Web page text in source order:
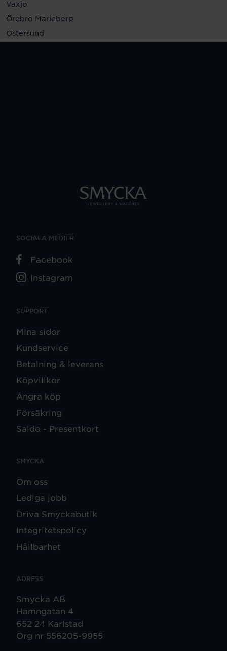
Växjö
Örebro Marieberg
Östersund
SUPPORT
Mina sidor
Kundservice
Betalning & leverans
Köpvillkor
Ångra köp
Försäkring
Saldo - Presentkort
SMYCKA
Om oss
Lediga jobb
Driva Smyckabutik
Integritetspolicy
Hållbarhet
ADRESS
Smycka AB
Hamngatan 4
652 24 Karlstad
Org nr 556205-9955
SOCIALA MEDIER
Facebook
Instagram